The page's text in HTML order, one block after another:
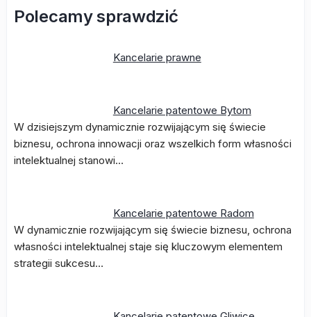
Polecamy sprawdzić
Kancelarie prawne
Kancelarie patentowe Bytom
W dzisiejszym dynamicznie rozwijającym się świecie
biznesu, ochrona innowacji oraz wszelkich form własności
intelektualnej stanowi…
Kancelarie patentowe Radom
W dynamicznie rozwijającym się świecie biznesu, ochrona
własności intelektualnej staje się kluczowym elementem
strategii sukcesu…